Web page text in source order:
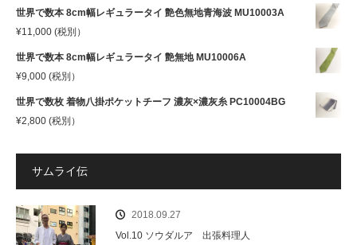
世界で数本 8cm幅レギュラータイ 艶色無地青海波 MU10003A
¥11,000 (税別）
世界で数本 8cm幅レギュラータイ 艶無地 MU10006A
¥9,000 (税別）
世界で数枚 着物八掛ポケットチーフ 濃灰×濃灰糸 PC10004BG
¥2,800 (税別）
サムライ伝
2018.09.27
Vol.10 ソウダルア 出張料理人